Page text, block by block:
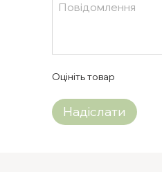
Оцініть товар
Надіслати